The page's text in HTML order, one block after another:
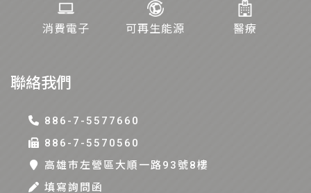
消費電子 可再生能源 醫療
聯絡我們
886-7-5577660
886-7-5570560
高雄巿左營區大順一路93號8樓
填寫詢問函